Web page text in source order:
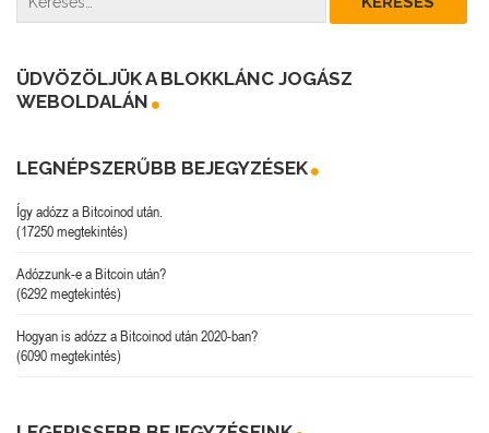
ÜDVÖZÖLJÜK A BLOKKLÁNC JOGÁSZ
WEBOLDALÁN
LEGNÉPSZERŰBB BEJEGYZÉSEK
Így adózz a Bitcoinod után.
(17250 megtekintés)
Adózzunk-e a Bitcoin után?
(6292 megtekintés)
Hogyan is adózz a Bitcoinod után 2020-ban?
(6090 megtekintés)